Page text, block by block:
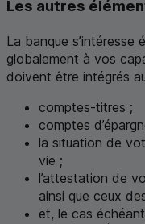
Les autres
La banque s’intéresse
globalement à vos
doivent être intégrés
comptes-titres ;
comptes
la situation de
vie ;
l’attestation de
ainsi que ceux
et, le cas